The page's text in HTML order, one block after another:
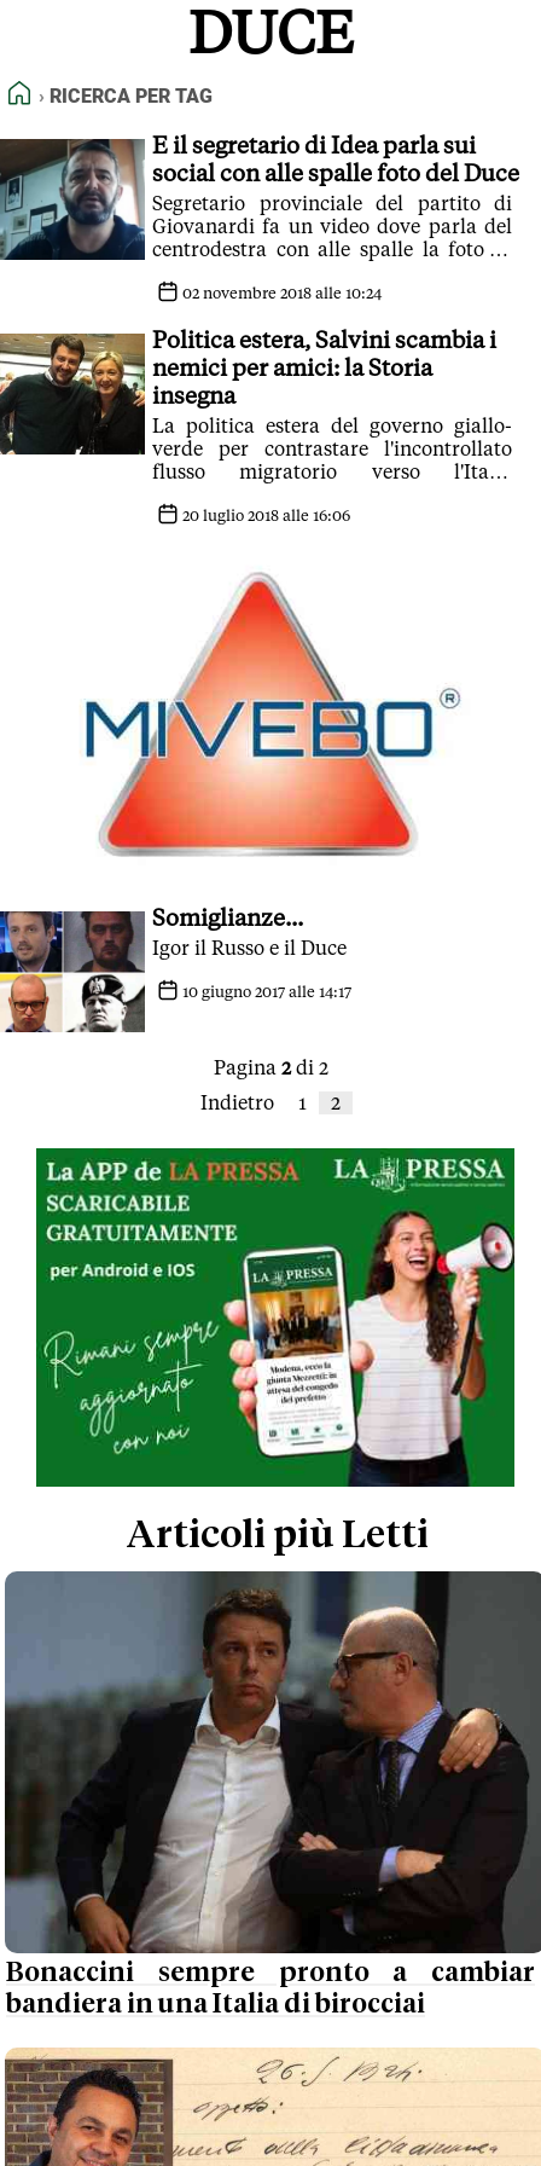
NORMATIVE DEONTOLOGICHE
TERMINI e CONDIZIONI
DUCE
HOME
RICERCA PER TAG
E il segretario di Idea parla sui
social con alle spalle foto del Duce
Segretario provinciale del partito di
Giovanardi fa un video dove parla del
centrodestra con alle spalle la foto di
muro...'
02 novembre 2018 alle 10:24
Politica estera, Salvini scambia i
nemici per amici: la Storia
insegna
La politica estera del governo giallo-
verde per contrastare l'incontrollato
flusso migratorio verso l'Italia
20 luglio 2018 alle 16:06
Somiglianze...
Igor il Russo e il Duce
10 giugno 2017 alle 14:17
Pagina 2di 2
Indietro
1 2
Articoli più Letti
Bonaccini sempre pronto a cambiar
bandiera in una Italia di birocciai